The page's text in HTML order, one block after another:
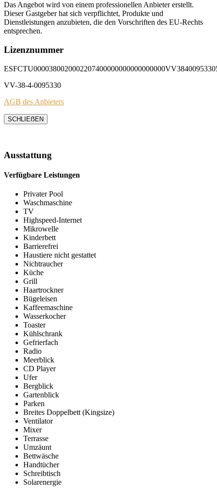
Das Angebot wird von einem professionellen Anbieter erstellt.
Dieser Gastgeber hat sich verpflichtet, Produkte und
Dienstleistungen anzubieten, die den Vorschriften des EU-Rechts
entsprechen.
Lizenznummer
VV-38-4-0095330
AGB des Anbieters
SCHLIEẞEN
Ausstattung
Verfügbare Leistungen
Privater Pool
Waschmaschine
TV
Highspeed-Internet
Mikrowelle
Kinderbett
Barrierefrei
Haustiere nicht gestattet
Nichtraucher
Küche
Grill
Haartrockner
Bügeleisen
Kaffeemaschine
Wasserkocher
Toaster
Kühlschrank
Gefrierfach
Radio
Meerblick
CD Player
Ufer
Bergblick
Gartenblick
Parken
Breites Doppelbett (Kingsize)
Ventilator
Mixer
Terrasse
Umzäunt
Bettwäsche
Handtücher
Schreibtisch
Solarenergie